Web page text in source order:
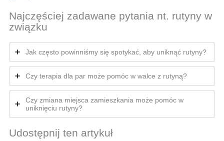
Najczęściej zadawane pytania nt. rutyny w
związku
Jak często powinniśmy się spotykać, aby uniknąć rutyny?
Czy terapia dla par może pomóc w walce z rutyną?
Czy zmiana miejsca zamieszkania może pomóc w
uniknięciu rutyny?
Udostępnij ten artykuł